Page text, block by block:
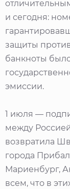
и сегодня:
защиты
банкноты
эмиссии.
1 июля —
между
возвратила
города
Мариенбург,
всем, что в